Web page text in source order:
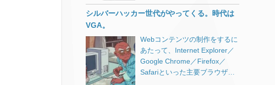
OCNの公式サイトはもとよりネ
ット上を調べてもなかなか情報
年10月以降もBecky! Internet
MailでOCNのメールをPOP・
SMTPで送受信するポイントを
まとめておきます。 この記事の
で、サーバーコンソールで
installer.phpの該当部分を眺め
てみたりしましたが、ディレク
トリを削除するだけでOKでし
た。 新しいサーバーに設置する
管理画面にアクセスすると、実
っていたのですが、メニュー項
目をクリックするたびに5秒～
10秒、ひどいときにはそのまま
処理が返ってこないという状況
紹介します。
シルバーハッカー世代がやってくる。時代は
VGA。
Webコンテンツの制作をするに
あたって、Internet Explorer／
Google Chrome／Firefox／
Safariといった主要ブラウザに